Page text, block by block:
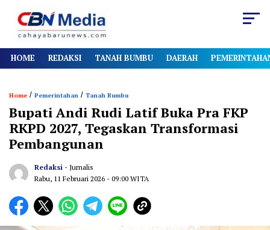
HOME REDAKSI TANAH BUMBU DAERAH
Home / Pemerintahan / Tanah Bumbu
Bupati Andi Rudi Latif Buka Pra FKP
RKPD 2027, Tegaskan Transformasi
Pembangunan
Redaksi - Jurnalis
Rabu, 11 Februari 2026 - 09:00 WITA